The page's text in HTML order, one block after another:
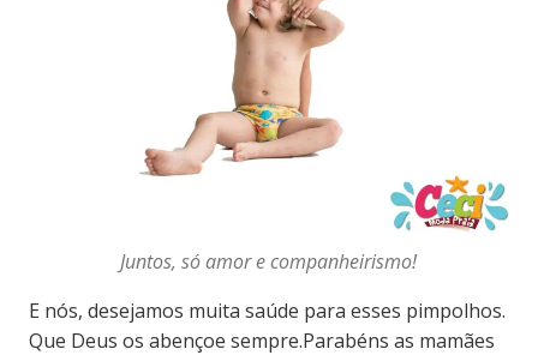
Juntos, só amor e companheirismo!
E nós, desejamos muita saúde para esses pimpolhos.
Que Deus os abençoe sempre.Parabéns as mamães